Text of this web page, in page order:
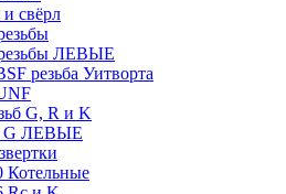
свёрл
ЛЕВЫЕ
резьба Уитворта
G, R и K
G ЛЕВЫЕ
Котельные